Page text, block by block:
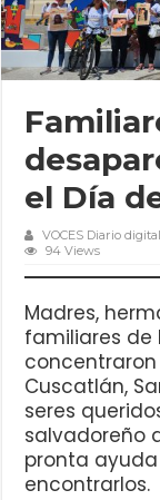
el Día
VOCES Diario digital
94 Views
Madres,
familiares de
Cuscatlán,
seres
salvadoreño
pronta
encontrarlos.